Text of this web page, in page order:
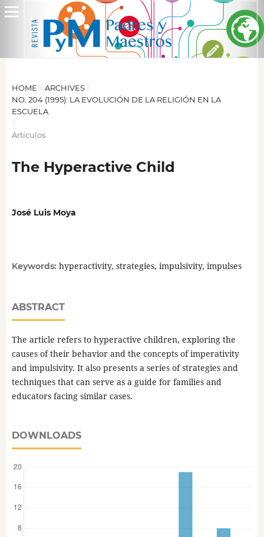
HOME / ARCHIVES /
NO. 204 (1995): LA EVOLUCIÓN DE LA RELIGIÓN EN LA
ESCUELA
/
Artículos
The Hyperactive Child
José Luis Moya
Keywords: hyperactivity, strategies, impulsivity, impulses
ABSTRACT
The article refers to hyperactive children, exploring the
causes of their behavior and the concepts of imperativity
and impulsivity. It also presents a series of strategies and
techniques that can serve as a guide for families and
educators facing similar cases.
DOWNLOADS